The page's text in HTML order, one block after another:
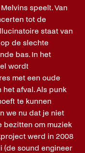
speelt. Van
tot de
staat van
de slechte
bas. In het
wordt
met een oude
het afval. Als punk
te kunnen
we nu dat je niet
bezitten om muziek
werd in 2008
(de sound engineer